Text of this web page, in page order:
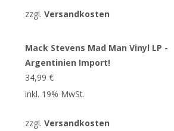
zzgl.Versandkosten
Mack Stevens Mad Man Vinyl LP -
Argentinien Import!
34,99€
inkl. 19% MwSt.
zzgl.Versandkosten